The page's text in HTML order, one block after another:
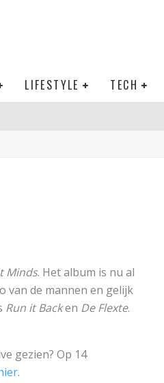
LIFESTYLE TECH
Minds. Het album is nu al
van de mannen en gelijk
Run it Backen De Flexte.
gezien? Op 14
.